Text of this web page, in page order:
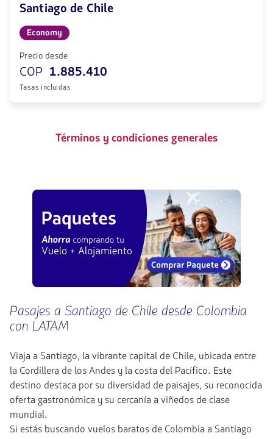
Santiago de Chile
Economy
Precio desde
COP 1.885.410
Tasas incluidas
Términos y condiciones generales
Pasajes a Santiago de Chile desde Colombia
con LATAM
Viaja a Santiago, la vibrante capital de Chile, ubicada entre
la Cordillera de los Andes y la costa del Pacífico. Este
destino destaca por su diversidad de paisajes, su reconocida
oferta gastronómica y su cercanía a viñedos de clase
mundial.
Si estás buscando vuelos baratos de Colombia a Santiago